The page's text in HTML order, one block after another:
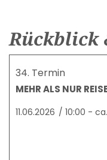
Rückblick
34. Termin
MEHR ALS NUR
11.06.2026 / 10:00 -